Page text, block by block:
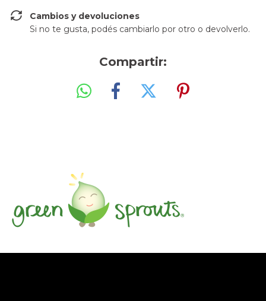
Cambios y devoluciones
Si no te gusta, podés cambiarlo por otro o devolverlo.
Compartir: